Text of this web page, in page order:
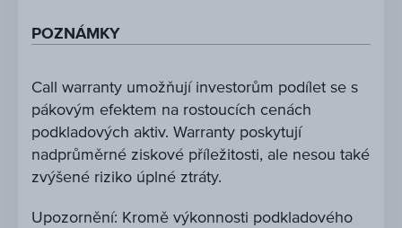
POZNÁMKY
Call warranty umožňují investorům podílet se s
pákovým efektem na rostoucích cenách
podkladových aktiv. Warranty poskytují
nadprůměrné ziskové příležitosti, ale nesou také
zvýšené riziko úplné ztráty.
Upozornění: Kromě výkonnosti podkladového